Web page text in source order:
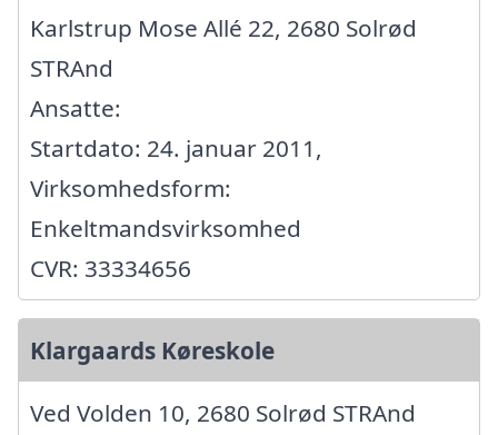
Karlstrup Mose Allé 22, 2680 Solrød
STRAnd
Ansatte:
Startdato: 24. januar 2011,
Virksomhedsform:
Enkeltmandsvirksomhed
CVR: 33334656
Klargaards Køreskole
Ved Volden 10, 2680 Solrød STRAnd